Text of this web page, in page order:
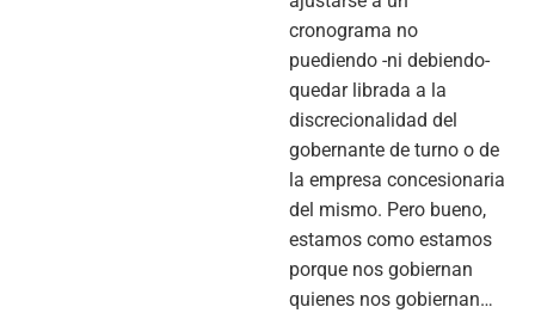
cronograma no
puediendo -ni debiendo-
quedar librada a la
discrecionalidad del
gobernante de turno o de
la empresa concesionaria
del mismo. Pero bueno,
estamos como estamos
porque nos gobiernan
quienes nos gobiernan…